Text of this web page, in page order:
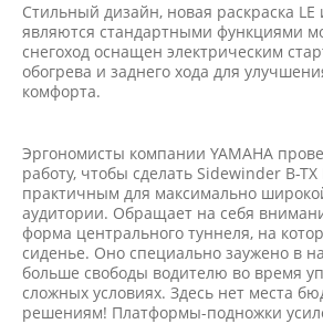
Стильный дизайн, новая раскраска LE
являются стандартными функциями
снегоход оснащен электрическим
обогрева и заднего хода для
комфорта.
Эргономисты компании YAMAHA
работу, чтобы сделать Sidewinder B-
практичным для максимально
аудитории. Обращает на себя
форма центрального туннеля, на
сиденье. Оно специально заужено в
больше свободы водителю во время
сложных условиях. Здесь нет места
решениям! Платформы-подножки